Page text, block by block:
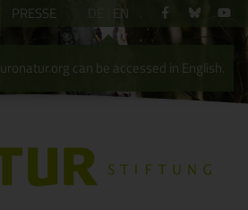
PRESSE
can be accessed in English.
EN